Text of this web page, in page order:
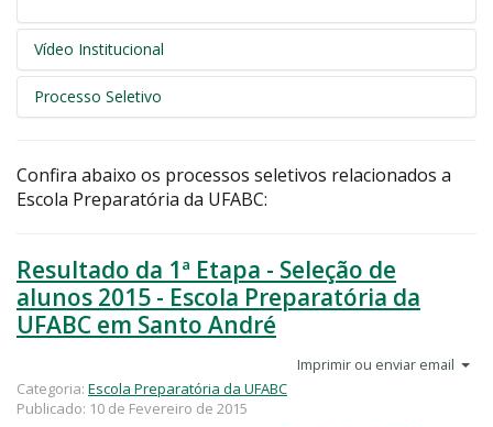
Vídeo Institucional
Processo Seletivo
Confira abaixo os processos seletivos relacionados a
Escola Preparatória da UFABC:
Resultado da 1ª Etapa - Seleção de
alunos 2015 - Escola Preparatória da
UFABC em Santo André
Imprimir ou enviar email
Categoria: Escola Preparatória da UFABC
Publicado: 10 de Fevereiro de 2015